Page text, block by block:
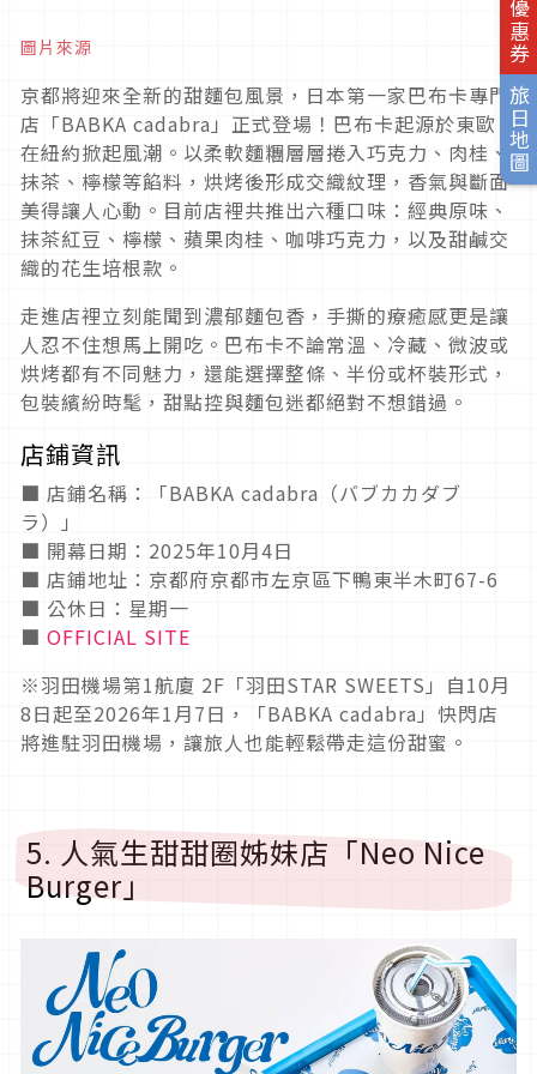
旅日地圖
圖片來源
京都將迎來全新的甜麵包風景，日本第一家巴布卡專門
店「BABKA cadabra」正式登場！巴布卡起源於東歐，
在紐約掀起風潮。以柔軟麵糰層層捲入巧克力、肉桂、
抹茶、檸檬等餡料，烘烤後形成交織紋理，香氣與斷面
美得讓人心動。目前店裡共推出六種口味：經典原味、
抹茶紅豆、檸檬、蘋果肉桂、咖啡巧克力，以及甜鹹交
織的花生培根款。
走進店裡立刻能聞到濃郁麵包香，手撕的療癒感更是讓
人忍不住想馬上開吃。巴布卡不論常溫、冷藏、微波或
烘烤都有不同魅力，還能選擇整條、半份或杯裝形式，
包裝繽紛時髦，甜點控與麵包迷都絕對不想錯過。
店鋪資訊
■ 店鋪名稱：「BABKA cadabra（バブカカダブ
ラ）」
■ 開幕日期：2025年10月4日
■ 店鋪地址：京都府京都市左京區下鴨東半木町67-6
■ 公休日：星期一
■ OFFICIAL SITE
※羽田機場第1航廈 2F「羽田STAR SWEETS」自10月
8日起至2026年1月7日，「BABKA cadabra」快閃店
將進駐羽田機場，讓旅人也能輕鬆帶走這份甜蜜。
5. 人氣生甜甜圈姊妹店「Neo Nice
Burger」